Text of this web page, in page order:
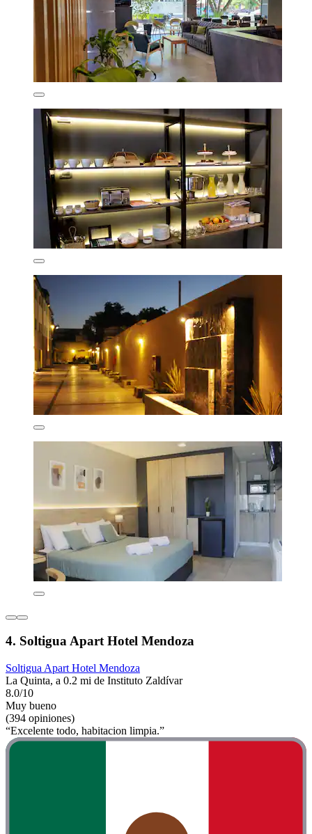
4. Soltigua Apart Hotel Mendoza
Soltigua Apart Hotel Mendoza
La Quinta, a 0.2 mi de Instituto Zaldívar
8.0/10
Muy bueno
(394 opiniones)
“Excelente todo, habitacion limpia.”